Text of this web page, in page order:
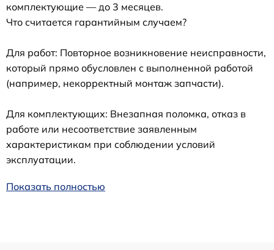
комплектующие — до 3 месяцев.
Что считается гарантийным случаем?
Для работ: Повторное возникновение неисправности,
который прямо обусловлен с выполненной работой
(например, некорректный монтаж запчасти).
Для комплектующих: Внезапная поломка, отказ в
работе или несоответствие заявленным
характеристикам при соблюдении условий
эксплуатации.
Показать полностью